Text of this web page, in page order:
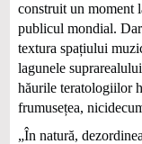
construit un moment
publicul mondial.
textura spațiului
lagunele
hăurile teratologiilor
frumusețea,
„În natură,